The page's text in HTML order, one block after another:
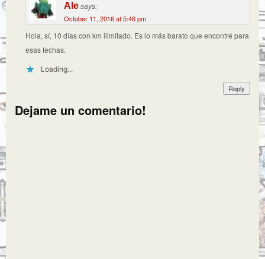
Alesays:
October 11, 2016 at 5:46 pm
Hola, sí, 10 días con km ilimitado. Es lo más barato que encontré para
esas fechas.
Loading...
Reply
Dejame un comentario!